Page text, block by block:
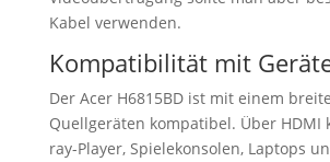
Kabel verwenden.
Kompatibilität mit
Der Acer H6815BD ist mit einem
Quellgeräten kompatibel. Über HDMI
ray-Player, Spielekonsolen, Laptops